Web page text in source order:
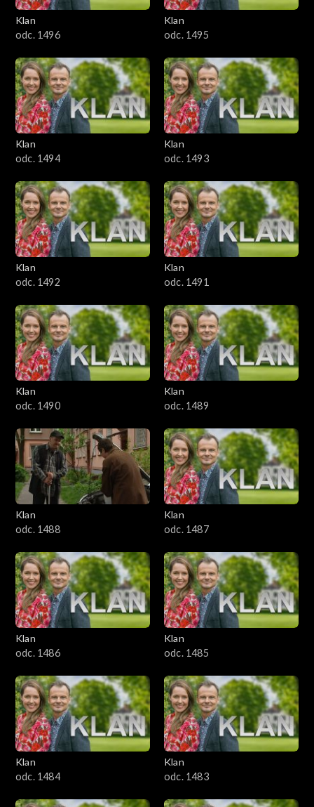
3701–3800
3601–3700
3501–3600
3401–3500
3201–3300
3101–3200
3001–3100
2901–3000
2801–2900
2701–2800
2501–2600
2401–2500
2301–2400
2201–2300
2101–2200
2001–2100
1901–2000
1801–1900
1701–1800
1601–1700
1501–1600
Klan
odc. 1496
Klan
odc. 1495
Klan
odc. 1494
Klan
odc. 1493
Klan
odc. 1492
Klan
odc. 1491
Klan
odc. 1490
Klan
odc. 1489
Klan
odc. 1488
Klan
odc. 1487
Klan
odc. 1486
Klan
odc. 1485
Klan
odc. 1484
Klan
odc. 1483